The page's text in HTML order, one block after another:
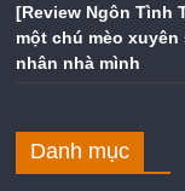
[Review Ngôn Tình
một chú mèo
nhân nhà mình
Danh mục